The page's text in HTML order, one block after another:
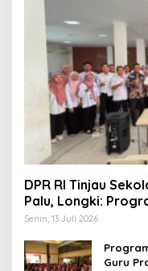
DPR RI Tinjau
Palu, Longki:
Anak Miskin
Senin, 13 Juli 2026
Guru